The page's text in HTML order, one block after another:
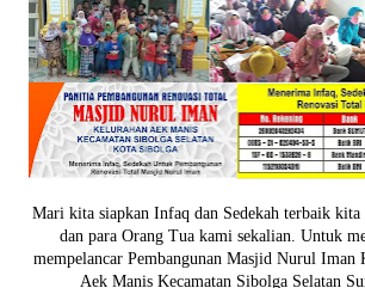
Mari kita siapkan Infaq dan Sedekah terbaik kita
dan para Orang Tua kami sekalian. Untuk
mempelancar Pembangunan Masjid Nurul Iman
Aek Manis Kecamatan Sibolga Selatan